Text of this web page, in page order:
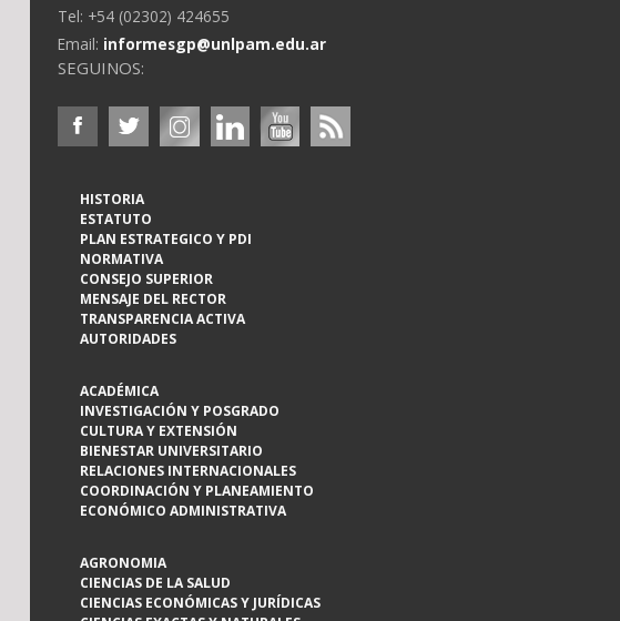
Tel: +54 (02302) 424655
Email: informesgp@unlpam.edu.ar
SEGUINOS:
HISTORIA
ESTATUTO
PLAN ESTRATEGICO Y PDI
NORMATIVA
CONSEJO SUPERIOR
MENSAJE DEL RECTOR
TRANSPARENCIA ACTIVA
AUTORIDADES
ACADÉMICA
INVESTIGACIÓN Y POSGRADO
CULTURA Y EXTENSIÓN
BIENESTAR UNIVERSITARIO
RELACIONES INTERNACIONALES
COORDINACIÓN Y PLANEAMIENTO
ECONÓMICO ADMINISTRATIVA
AGRONOMIA
CIENCIAS DE LA SALUD
CIENCIAS ECONÓMICAS Y JURÍDICAS